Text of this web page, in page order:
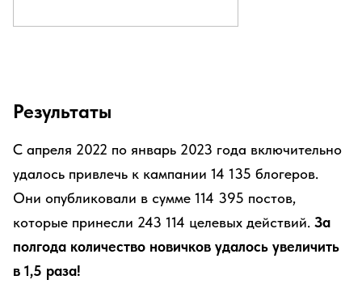
Результаты
С апреля 2022 по январь 2023 года включительно
удалось привлечь к кампании 14 135 блогеров.
Они опубликовали в сумме 114 395 постов,
которые принесли 243 114 целевых действий. За
полгода количество новичков удалось увеличить
в 1,5 раза!